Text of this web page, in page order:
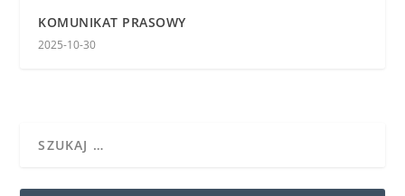
KOMUNIKAT PRASOWY
2025-10-30